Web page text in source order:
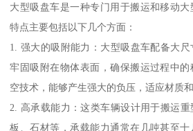
大型吸盘车是一种专门用于搬运和移动
特点主要包括以下几个方面：
1. 强大的吸附能力：大型吸盘车配备大
牢固吸附在物体表面，确保搬运过程中
空技术，能够产生强大的负压，适应材质和
2. 高承载能力：这类车辆设计用于搬运
板、石材等，承载能力通常在几吨甚至